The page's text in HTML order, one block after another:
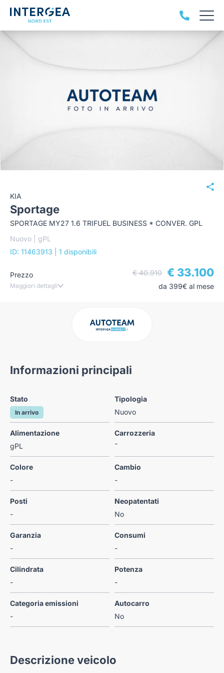
KIA
Sportage
SPORTAGE MY27 1.6 TRIFUEL BUSINESS * CONVER. GPL
Nuovo | gPL
ID: 11463913
| 1 disponibili
Prezzo
Maggiori dettagli
€ 40.910 € 33.100
da 399€ al mese
Informazioni principali
Stato
In arrivo
Tipologia
Nuovo
Alimentazione
gPL
Carrozzeria
-
Colore
-
Cambio
-
Posti
-
Neopatentati
No
Garanzia
-
Consumi
-
Cilindrata
-
Potenza
-
Categoria emissioni
-
Autocarro
No
Descrizione veicolo